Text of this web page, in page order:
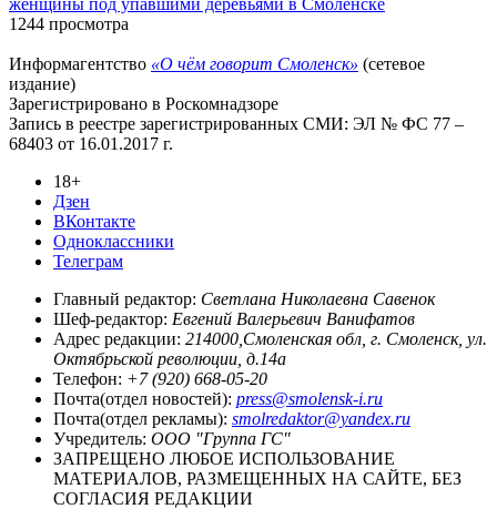
1244 просмотра
Информагентство «О чём говорит Смоленск» (сетевое
издание)
Зарегистрировано в Роскомнадзоре
Запись в реестре зарегистрированных СМИ: ЭЛ № ФС 77 –
68403 от 16.01.2017 г.
18+
Дзен
ВКонтакте
Одноклассники
Телеграм
Главный редактор: Светлана Николаевна Савенок
Шеф-редактор: Евгений Валерьевич Ванифатов
Адрес редакции: 214000,Смоленская обл, г. Смоленск, ул.
Октябрьской революции, д.14а
Телефон: +7 (920) 668-05-20
Почта(отдел новостей): press@smolensk-i.ru
Почта(отдел рекламы): smolredaktor@yandex.ru
Учредитель: ООО "Группа ГС"
ЗАПРЕЩЕНО ЛЮБОЕ ИСПОЛЬЗОВАНИЕ
МАТЕРИАЛОВ, РАЗМЕЩЕННЫХ НА САЙТЕ, БЕЗ
СОГЛАСИЯ РЕДАКЦИИ